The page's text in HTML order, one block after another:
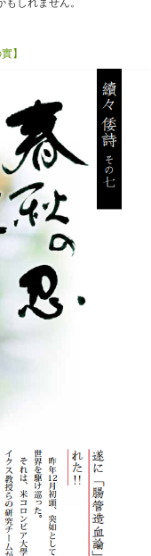
しれません。
】